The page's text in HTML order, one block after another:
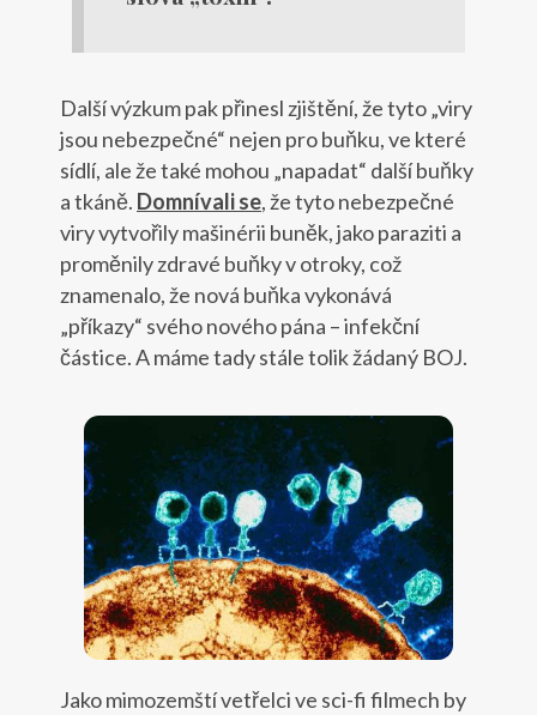
Další výzkum pak přinesl zjištění, že tyto „viry
jsou nebezpečné“ nejen pro buňku, ve které
sídlí, ale že také mohou „napadat“ další buňky
a tkáně. Domnívali se, že tyto nebezpečné
viry vytvořily mašinérii buněk, jako paraziti a
proměnily zdravé buňky v otroky, což
znamenalo, že nová buňka vykonává
„příkazy“ svého nového pána – infekční
částice. A máme tady stále tolik žádaný BOJ.
Jako mimozemští vetřelci ve sci-fi filmech by